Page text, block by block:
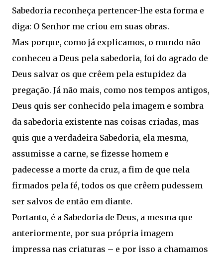
Sabedoria reconheça pertencer-lhe esta forma e
diga: O Senhor me criou em suas obras.
Mas porque, como já explicamos, o mundo não
conheceu a Deus pela sabedoria, foi do agrado de
Deus salvar os que crêem pela estupidez da
pregação. Já não mais, como nos tempos antigos,
Deus quis ser conhecido pela imagem e sombra
da sabedoria existente nas coisas criadas, mas
quis que a verdadeira Sabedoria, ela mesma,
assumisse a carne, se fizesse homem e
padecesse a morte da cruz, a fim de que nela
firmados pela fé, todos os que crêem pudessem
ser salvos de então em diante.
Portanto, é a Sabedoria de Deus, a mesma que
anteriormente, por sua própria imagem
impressa nas criaturas – e por isso a chamamos